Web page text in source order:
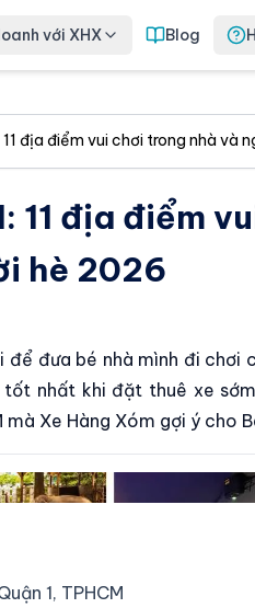
với XHX Blog
địa điểm vui chơi trong nhà và
11 địa điểm
hè 2026
đưa bé nhà mình đi chơi
tốt nhất khi đặt thuê xe
Xe Hàng Xóm gợi ý cho
1, TPHCM